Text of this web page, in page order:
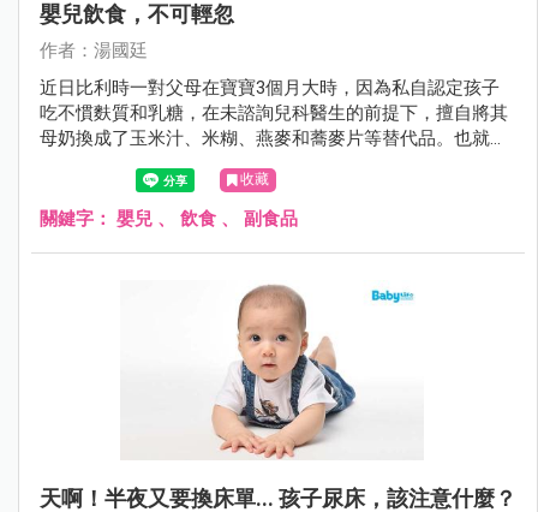
嬰兒飲食，不可輕忽
作者：湯國廷
近日比利時一對父母在寶寶3個月大時，因為私自認定孩子
吃不慣麩質和乳糖，在未諮詢兒科醫生的前提下，擅自將其
母奶換成了玉米汁、米糊、燕麥和蕎麥片等替代品。也就是
用植物奶代替母乳對其進行餵養，不料4個月後，寶寶因營
養不良和嚴重脫水而死亡。收藏
關鍵字： 嬰兒 、 飲食 、 副食品
天啊！半夜又要換床單... 孩子尿床，該注意什麼？